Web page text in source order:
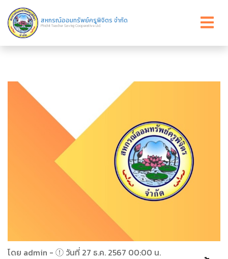
สหกรณ์ออมทรัพย์ครูพิจิตร จำกัด
Phichit Teacher Saving Cooperative Ltd.
โดย admin - วันที่ 27 ธ.ค. 2567 00:00 น.